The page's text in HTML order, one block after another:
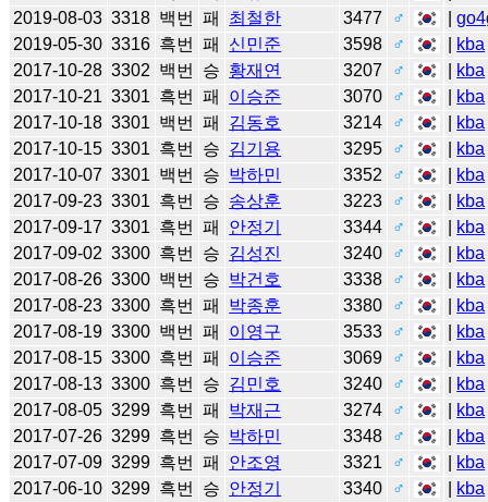
2019-08-03 3318 백번 패 최철한 3477 ♂ |
2019-05-30 3316 흑번 패 신민준 3598 ♂ kba
2017-10-28 3302 백번 승 황재연 3207 ♂ kba
2017-10-21 3301 흑번 패 이승준 3070 ♂ kba
2017-10-18 3301 백번 패 김동호 3214 ♂ kba
2017-10-15 3301 흑번 승 김기용 3295 ♂ kba
2017-10-07 3301 백번 승 박하민 3352 ♂ kba
2017-09-23 3301 흑번 승 송상훈 3223 ♂ kba
2017-09-17 3301 흑번 패 안정기 3344 ♂ kba
2017-09-02 3300 흑번 승 김성진 3240 ♂ kba
2017-08-26 3300 백번 승 박건호 3338 ♂ kba
2017-08-23 3300 흑번 패 박종훈 3380 ♂ kba
2017-08-19 3300 백번 패 이영구 3533 ♂ kba
2017-08-15 3300 흑번 패 이승준 3069 ♂ kba
2017-08-13 3300 흑번 승 김민호 3240 ♂ kba
2017-08-05 3299 흑번 패 박재근 3274 ♂ kba
2017-07-26 3299 흑번 승 박하민 3348 ♂ kba
2017-07-09 3299 흑번 패 안조영 3321 ♂ kba
2017-06-10 3299 흑번 승 안정기 3340 ♂ kba